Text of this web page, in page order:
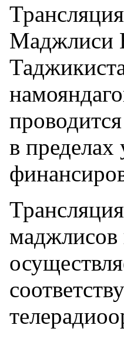
Маджлиси
в
маджлисов